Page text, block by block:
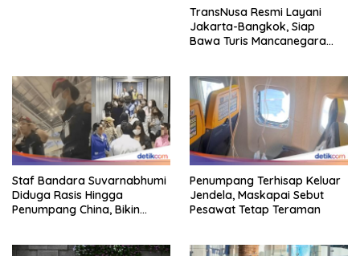
TransNusa Resmi Layani
Jakarta-Bangkok, Siap
Bawa Turis Mancanegara
Staf Bandara Suvarnabhumi
Diduga Rasis Hingga
Penumpang China, Bikin
Penumpang Terhisap Keluar
Jendela, Maskapai Sebut
Pesawat Tetap Teraman